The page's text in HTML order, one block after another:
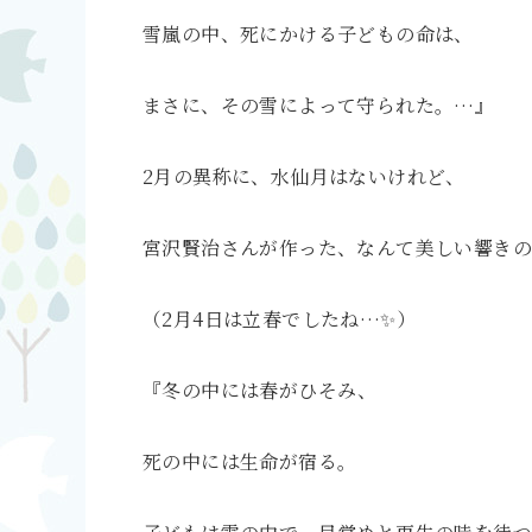
雪嵐の中、死にかける子どもの命は、
まさに、その雪によって守られた。…』
2月の異称に、水仙月はないけれど、
宮沢賢治さんが作った、なんて美しい響き
（2月4日は立春でしたね…✨）
『冬の中には春がひそみ、
死の中には生命が宿る。